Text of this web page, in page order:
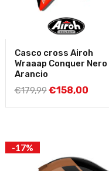
Casco cross Airoh
Wraaap Conquer Nero
Arancio
€179,99€158,00
-17%